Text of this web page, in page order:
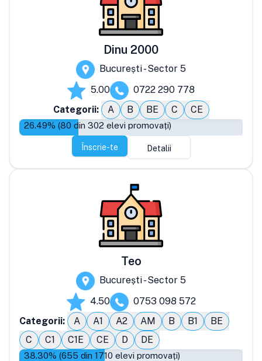
Dinu 2000
București - Sector 5
5.00
0722 290 778
Categorii:
A B BE C CE
26.49% (80 din 302 elevi promovați)
Înscrie-te Detalii
Teo
București - Sector 5
4.50
0753 098 572
Categorii:
A A1 A2 AM B B1
BE
C
C1 C1E CE D DE
38.30% (655 din 1710 elevi promovați)